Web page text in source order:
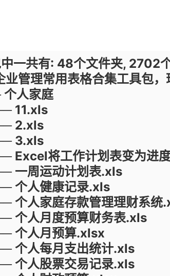
一共有: 48个文件夹, 2702
业管理常用表格合集工具包
个人家庭
11.xls
2.xls
3.xls
Excel将工作计划表变为进
一周运动计划表.xls
个人健康记录.xls
个人家庭存款管理理财系统
个人月度预算财务表.xls
个人月预算.xlsx
个人每月支出统计.xls
个人股票交易记录.xls